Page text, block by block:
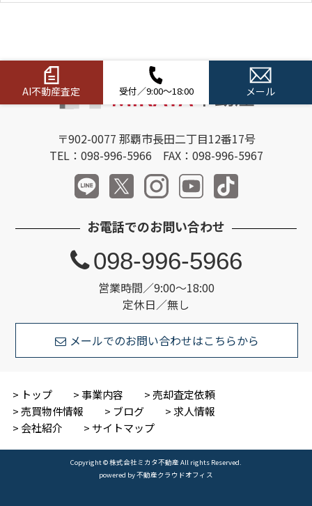
AI不動産査定 受付／9:00～18:00 メール
〒902-0077 那覇市長田二丁目12番17号
TEL：098-996-5966 FAX：098-996-5967
お電話でのお問い合わせ
営業時間／9:00～18:00
定休日／無し
098-996-5966
メールでのお問い合わせはこちらから
トップ 事業内容
売却査定依頼
売買物件情報
ブログ
求人情報
会社紹介
サイトマップ
Copyright © 株式会社ミカタ不動産 All rights Reserved.
powered by 不動産クラウドオフィス